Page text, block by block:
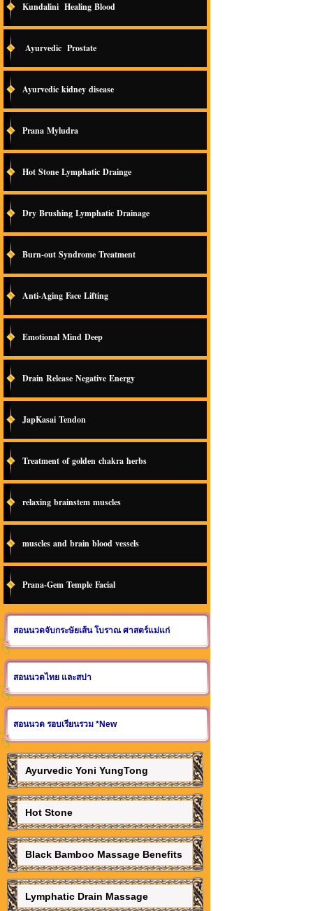
Kundalini Healing Blood
Ayurvedic Prostate
Ayurvedic kidney disease
Prana Myludra
Hot Stone Lymphatic Drainge
Dry Brushing Lymphatic Drainage
Burn-out Syndrome Treatment
Anti-Aging Face Lifting
Emotional Mind Deep
Drain Release Negative Energy
JapKasai Tendon
Treatment of golden chakra herbs
relaxing brainstem muscles
muscles and brain blood vessels
Prana-Gem Temple Facial
สอนนวดจับกระษัยเส้น โบราณ ศาสตร์แม่แก่
สอนนวดไทย และสปา
สอนนวด รอบเรียนรวม *New
Ayurvedic Yoni YungTong
Hot Stone
Black Bamboo Massage Benefits
Lymphatic Drain Massage